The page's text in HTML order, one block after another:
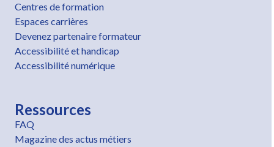
Centres de formation
Espaces carrières
Devenez partenaire formateur
Accessibilité et handicap
Accessibilité numérique
Ressources
FAQ
Magazine des actus métiers